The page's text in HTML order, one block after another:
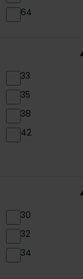
64
33
35
38
42
30
32
34